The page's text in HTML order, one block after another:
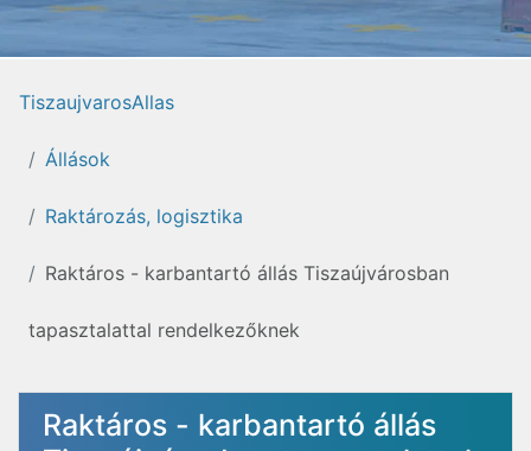
TiszaujvarosAllas
Állások
Raktározás, logisztika
Raktáros - karbantartó állás Tiszaújvárosban
tapasztalattal rendelkezőknek
Raktáros - karbantartó állás